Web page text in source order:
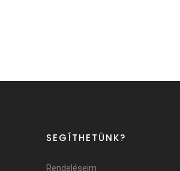
SEGÍTHETÜNK?
Rendeléseim